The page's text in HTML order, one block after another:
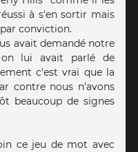
à s'en sortir mais
conviction.
avait demandé notre
on lui avait parlé de
c'est vrai que la
contre nous n'avons
beaucoup de signes
ce jeu de mot avec